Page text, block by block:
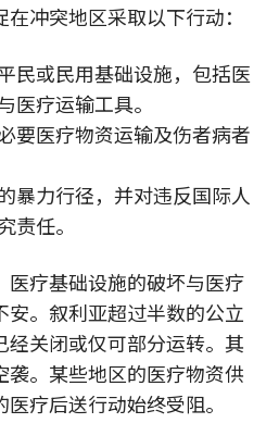
冲突地区采取以下行动：
民或民用基础设施，包括医
医疗运输工具。
要医疗物资运输及伤者病者
暴力行径，并对违反国际人
责任。
医疗基础设施的破坏与医疗
安。叙利亚超过半数的公立
经关闭或仅可部分运转。其
袭。某些地区的医疗物资供
疗后送行动始终受阻。